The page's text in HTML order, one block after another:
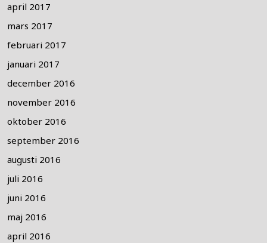
april 2017
mars 2017
februari 2017
januari 2017
december 2016
november 2016
oktober 2016
september 2016
augusti 2016
juli 2016
juni 2016
maj 2016
april 2016